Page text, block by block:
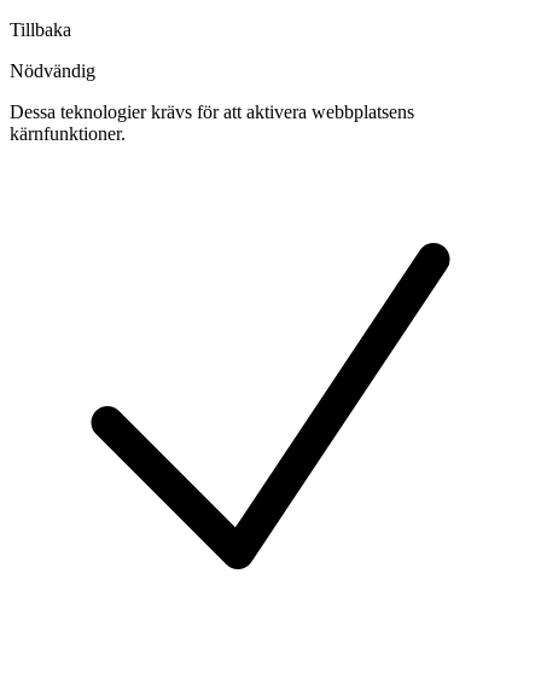
Tillbaka
Nödvändig
Dessa teknologier krävs för att aktivera webbplatsens
kärnfunktioner.